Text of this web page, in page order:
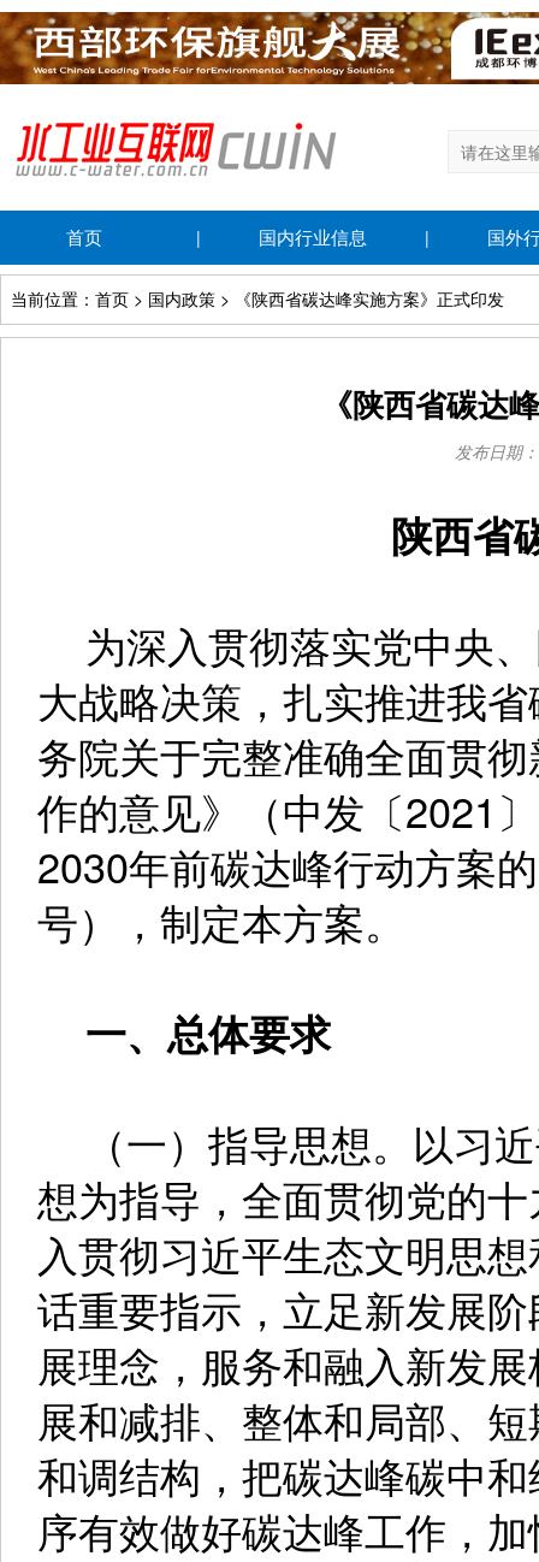
首页 | 国内行业信息 | 国外
当前位置：首页 > 国内政策 > 《陕西省碳达峰实施方案》正式印发
《陕西省碳达
发布日期
陕西省
为深入贯彻落实党中央
大战略决策，扎实推进我
务院关于完整准确全面贯
作的意见》（中发〔2021
2030年前碳达峰行动方案
号），制定本方案。
一、总体要求
（一）指导思想。以习
想为指导，全面贯彻党的
入贯彻习近平生态文明思
话重要指示，立足新发展
展理念，服务和融入新发
展和减排、整体和局部、
和调结构，把碳达峰碳中
序有效做好碳达峰工作，